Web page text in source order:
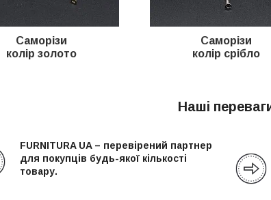
Саморізи
колір золото
Саморізи
колір срібло
Наші
FURNITURA UA – перевірений партнер
для покупців будь-якої кількості
товару.